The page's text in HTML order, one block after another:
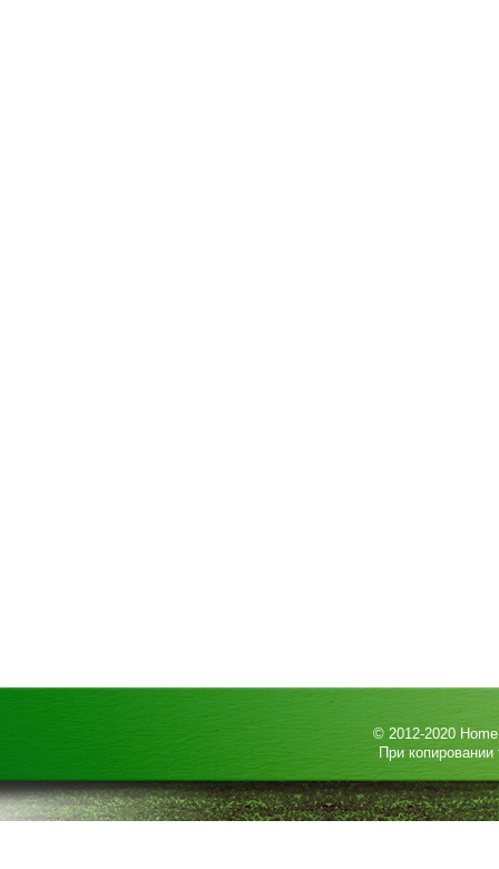
© 2012-2020
При